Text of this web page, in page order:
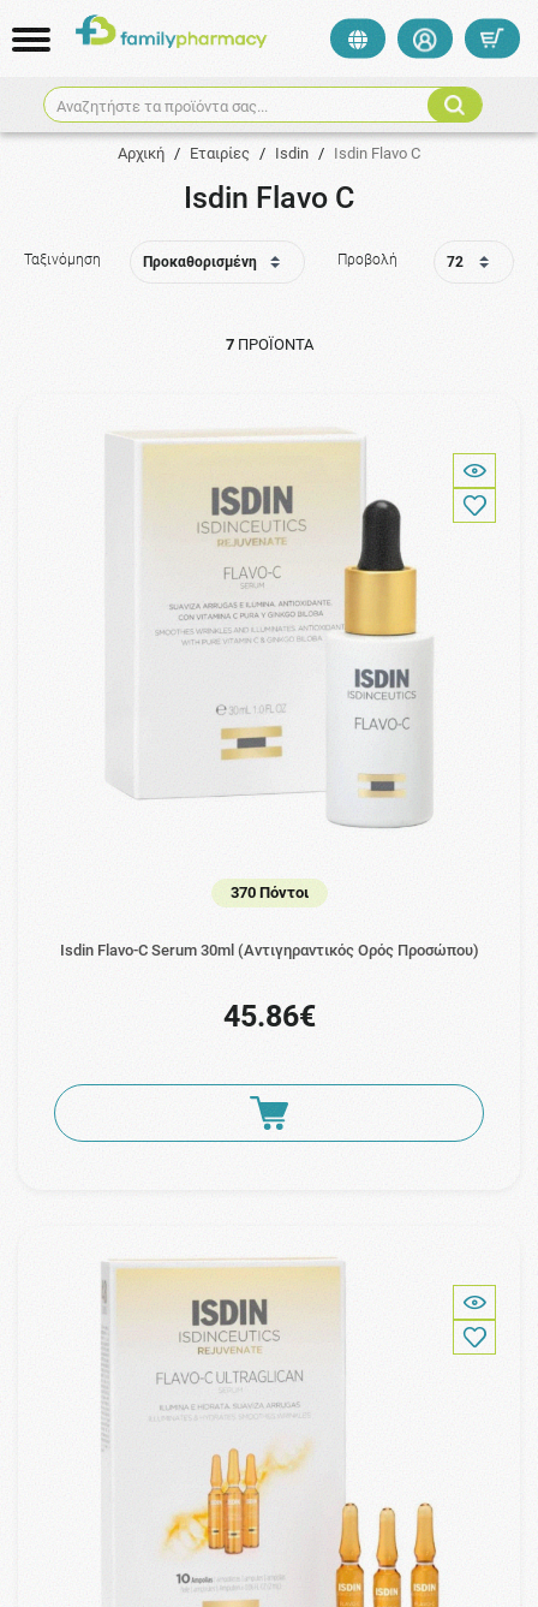
Αναζητήστε τα προϊόντα σας...
Αρχική / Εταιρίες / Isdin / Isdin Flavo C
Isdin Flavo C
Ταξινόμηση Προβολή
7ΠΡΟΪΌΝΤΑ
370 Πόντοι
Isdin Flavo-C Serum 30ml (Αντιγηραντικός Ορός Προσώπου)
45.86€